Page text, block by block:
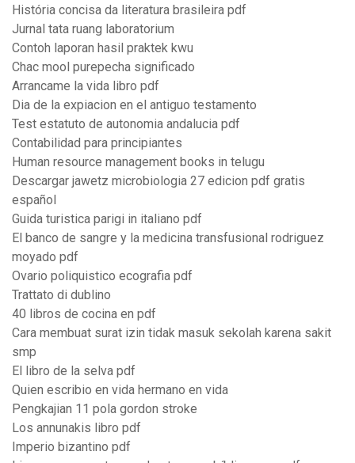
História concisa da literatura brasileira pdf
Jurnal tata ruang laboratorium
Contoh laporan hasil praktek kwu
Chac mool purepecha significado
Arrancame la vida libro pdf
Dia de la expiacion en el antiguo testamento
Test estatuto de autonomia andalucia pdf
Contabilidad para principiantes
Human resource management books in telugu
Descargar jawetz microbiologia 27 edicion pdf gratis
español
Guida turistica parigi in italiano pdf
El banco de sangre y la medicina transfusional rodriguez
moyado pdf
Ovario poliquistico ecografia pdf
Trattato di dublino
40 libros de cocina en pdf
Cara membuat surat izin tidak masuk sekolah karena sakit
smp
El libro de la selva pdf
Quien escribio en vida hermano en vida
Pengkajian 11 pola gordon stroke
Los annunakis libro pdf
Imperio bizantino pdf